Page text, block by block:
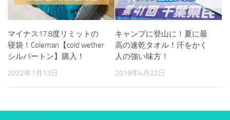
マイナス17.8度リミットの
寝袋！Coleman【cold wether
シルバートン】購入！
2022年1月13日
キャンプに登山に！夏に最
高の速乾タオル！汗をかく
人の強い味方！
2019年4月22日